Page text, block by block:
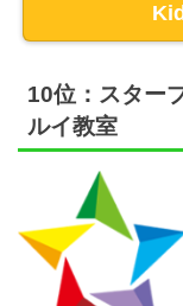
10位：スター
ルイ教室